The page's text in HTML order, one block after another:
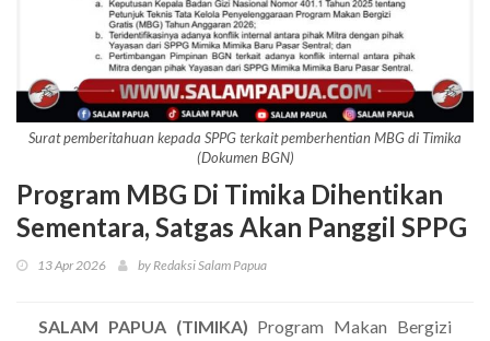
Surat pemberitahuan kepada SPPG terkait pemberhentian MBG di Timika
(Dokumen BGN)
Program MBG Di Timika Dihentikan
Sementara, Satgas Akan Panggil SPPG
13 Apr 2026 by Redaksi Salam Papua
SALAM PAPUA (TIMIKA) Program Makan Bergizi